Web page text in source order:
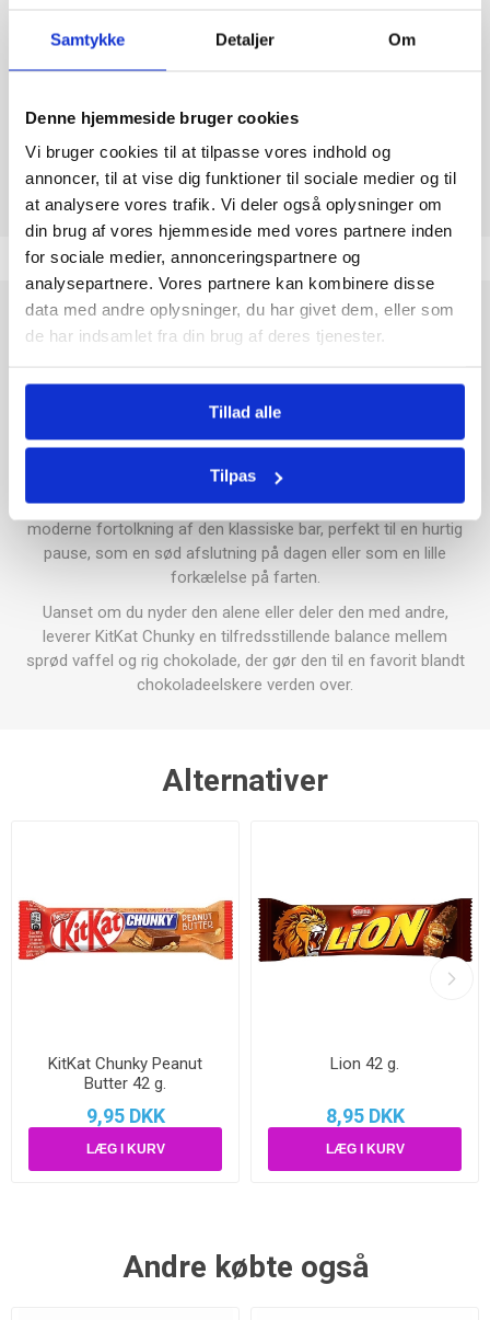
Samtykke Detaljer Om
Denne hjemmeside bruger cookies
Vi bruger cookies til at tilpasse vores indhold og
annoncer, til at vise dig funktioner til sociale medier og til
at analysere vores trafik. Vi deler også oplysninger om
din brug af vores hjemmeside med vores partnere inden
for sociale medier, annonceringspartnere og
analysepartnere. Vores partnere kan kombinere disse
data med andre oplysninger, du har givet dem, eller som
de har indsamlet fra din brug af deres tjenester.
Tillad alle
Tilpas
Tolkode 19053211
KitKat Chunky 40 g er den perfekte snack til dig, der elsker
kombinationen af sprødhed og chokolade. Denne ikoniske
vaffelkerne. Den ekstra tykke form giver en mere intens
chokoladeoplevelse sammenlignet med den klassiske KitKat.
KitKat, som er ejet af Nestlé, har i årtier været kendt for sin
unikke smag og kvalitet. Med KitKat Chunky får du en
moderne fortolkning af den klassiske bar, perfekt til en hurtig
pause, som en sød afslutning på dagen eller som en lille
forkælelse på farten.
Uanset om du nyder den alene eller deler den med andre,
leverer KitKat Chunky en tilfredsstillende balance mellem
sprød vaffel og rig chokolade, der gør den til en favorit blandt
chokoladeelskere verden over.
Alternativer
KitKat Chunky Peanut
Butter 42 g.
9,95 DKK
Lion 42 g.
8,95 DKK
Andre købte også